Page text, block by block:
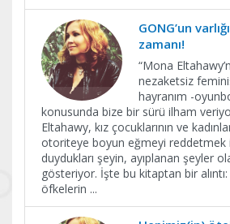
GONG’un
zamanı!
“Mona
nezaketsiz
hayranım -
konusunda bize bir sürü ilham
Eltahawy, kız çocuklarının ve
otoriteye boyun eğmeyi reddetmek
duydukları şeyin, ayıplanan şeyler
gösteriyor. İşte bu kitaptan bir alıntı:
öfkelerin ...